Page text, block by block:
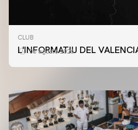
CLUB
L'INFORMATIU DEL
06 agosto 2026
PRIMER EQUIP
ENTRENAMENT DEL